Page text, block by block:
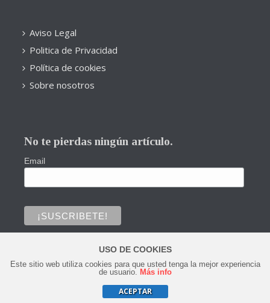
Aviso Legal
Politica de Privacidad
Política de cookies
Sobre nosotros
No te pierdas ningún artículo.
Email
Copyright © 2020 Todos los derechos reservados.
0
USO DE COOKIES
Este sitio web utiliza cookies para que usted tenga la mejor experiencia
de usuario. Más info
ACEPTAR